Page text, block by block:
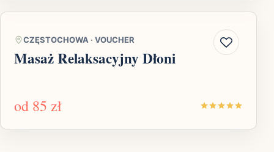
CZĘSTOCHOWA · VOUCHER
Masaż Relaksacyjny Dłoni
od 85 zł